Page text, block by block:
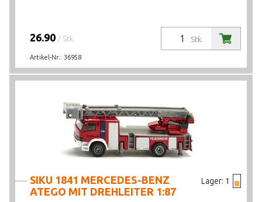
Stk.
26.90 / Stk.
Artikel-Nr.: 36958
Lager: 1
SIKU 1841 MERCEDES-BENZ
ATEGO MIT DREHLEITER 1:87